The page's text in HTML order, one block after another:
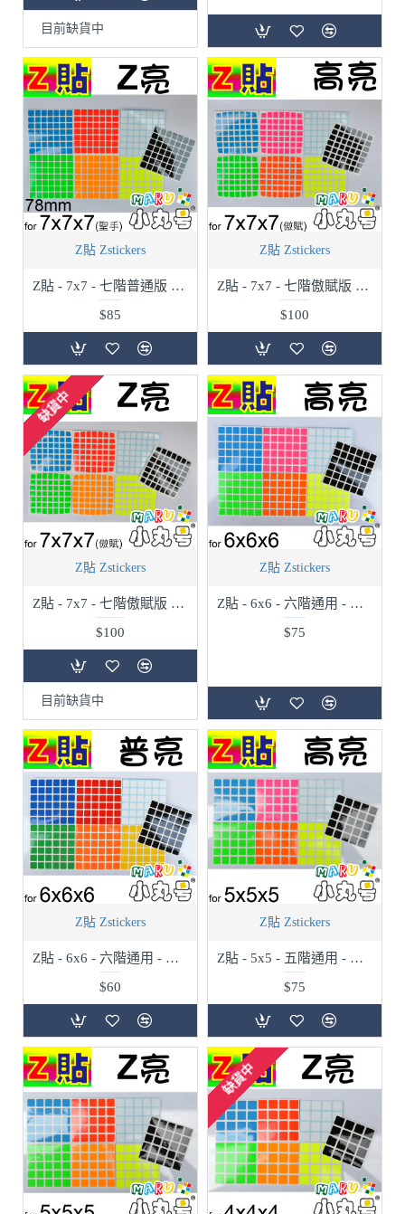
目前缺貨中
Z貼 Zstickers
Z貼 - 7x7 - 七階普通版 - 78mm - Z亮
$85
Z貼 Zstickers
Z貼 - 7x7 - 七階傲賦版 - 高亮
$100
缺貨中
Z貼 Zstickers
Z貼 - 7x7 - 七階傲賦版 - Z亮
$100
目前缺貨中
Z貼 Zstickers
Z貼 - 6x6 - 六階通用 - 高亮
$75
Z貼 Zstickers
Z貼 - 6x6 - 六階通用 - 普亮
$60
Z貼 Zstickers
Z貼 - 5x5 - 五階通用 - 高亮
$75
缺貨中